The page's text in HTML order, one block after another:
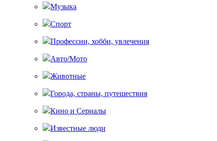
Музыка
Спорт
Профессии, хобби, увлечения
Авто/Мото
Животные
Города, страны, путешествия
Кино и Сериалы
Известные люди